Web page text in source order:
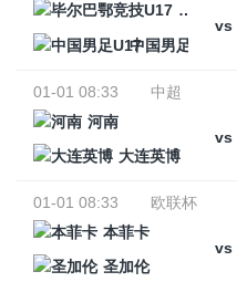
毕尔巴
vs
中国男足U17
01-01 08:33
中超
河南
vs
大连英博
01-01 08:33
欧联杯
本菲卡
vs
圣加伦